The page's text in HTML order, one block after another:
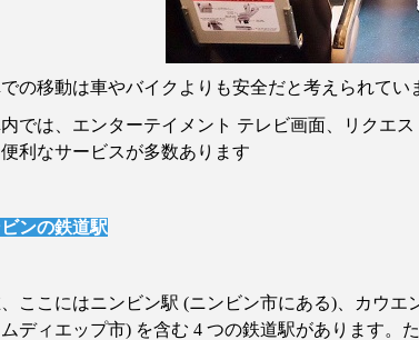
の移動は車やバイクよりも安全だと考えられてい
では、エンターテイメント テレビ画面、リクエ
利なサービスが多数あります
ンの鉄道駅
ここにはニンビン駅 (ニンビン市にある) 、カウエ
ディエップ市) を含む 4 つの鉄道駅があります。